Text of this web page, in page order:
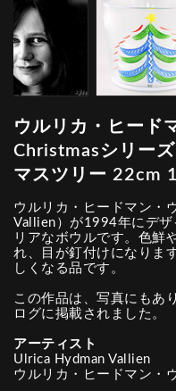
ウルリカ・ヒード
Christmasシリー
マスツリー 22cm
ウルリカ・ヒードマン・
Vallien）が1994年にデザ
リアなボウルです。色鮮
れ、目が釘付けになりま
しくなる品です。
この作品は、写真にもあ
ログに掲載されました。
アーティスト
Ulrica Hydman Vallien
ウルリカ・ヒードマン・